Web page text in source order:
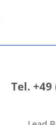
Tel. +49